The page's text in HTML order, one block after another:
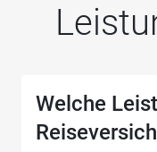
Welche